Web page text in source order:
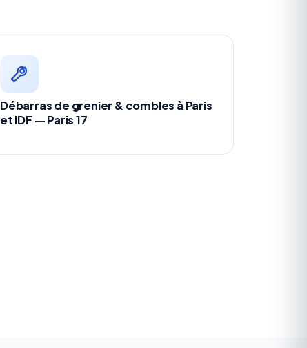
Débarras de grenier & combles à Paris
et IDF — Paris 17